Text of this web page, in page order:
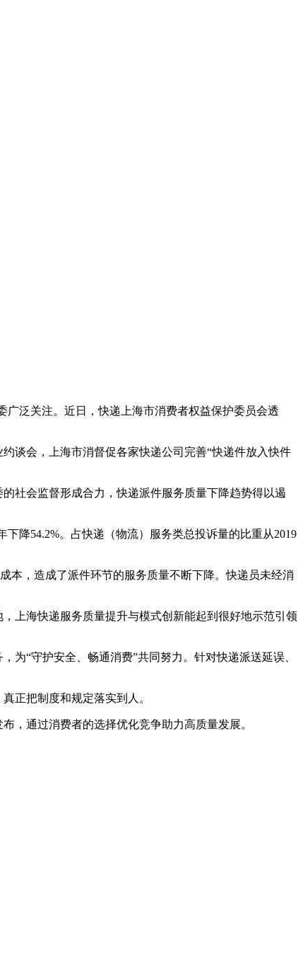
广泛关注。近日，快递 上海市消费者权益保护委员会透
谈会，上海市消督促各家快递公司完善“快递件放入快件
社会监督形成合力，快递派件服务质量下降趋势得以遏
降54.2%。占快递（物流）服务类总投诉量的比重从2019
本，造成了派件环节的服务质量不断下降。快递员未经消
上海快递服务质量提升与模式创新能起到很好地示范引领
为“守护安全、畅通消费”共同努力。针对快递派送延误、
正把制度和规定落实到人。
，通过消费者的选择优化竞争助力高质量发展。